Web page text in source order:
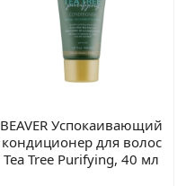
BEAVER Успокаивающий
кондиционер для волос
Tea Tree Purifying, 40 мл